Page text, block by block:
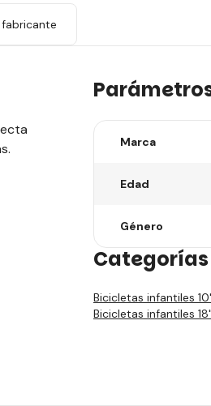
Marca
Edad
Género
Bicicletas infantiles
Bicicletas infantiles 18"